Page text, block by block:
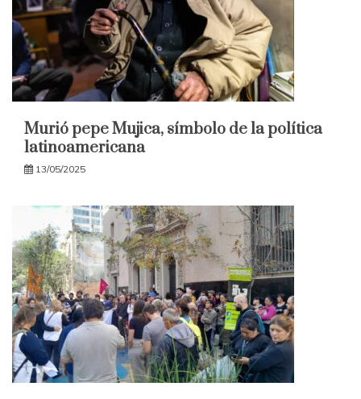
Murió pepe Mujica, símbolo de la política
latinoamericana
13/05/2025